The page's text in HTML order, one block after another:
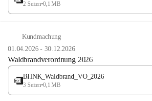
2 Seiten•0,1 MB
Kundmachung
01.04.2026-30.12.2026
Waldbrandverordnung 2026
BHNK_Waldbrand_VO_2026
3 Seiten•0,1 MB